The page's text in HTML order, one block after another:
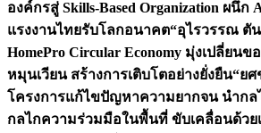
องค์กรสู่ Skills-Based Organization ผนึก
แรงงานไทยรับโลกอนาคต“อุไรวรรณ ตั
HomePro Circular Economy มุ่งเปลี่ยน
หมุนเวียน สร้างการเติบโตอย่างยั่งยืน“ยศ
โครงการแก้ไขปัญหาความยากจน นำกล
กลไกความร่วมมือในพื้นที่ ขับเคลื่อนด้วย